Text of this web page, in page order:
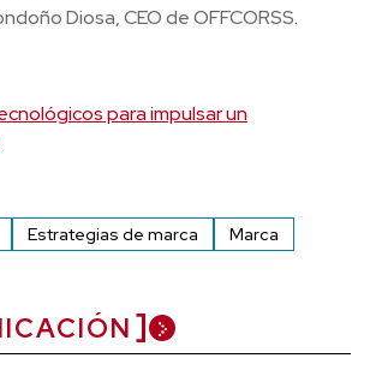
Diosa, CEO de OFFCORSS.
para impulsar un
Estrategias de marca Marca